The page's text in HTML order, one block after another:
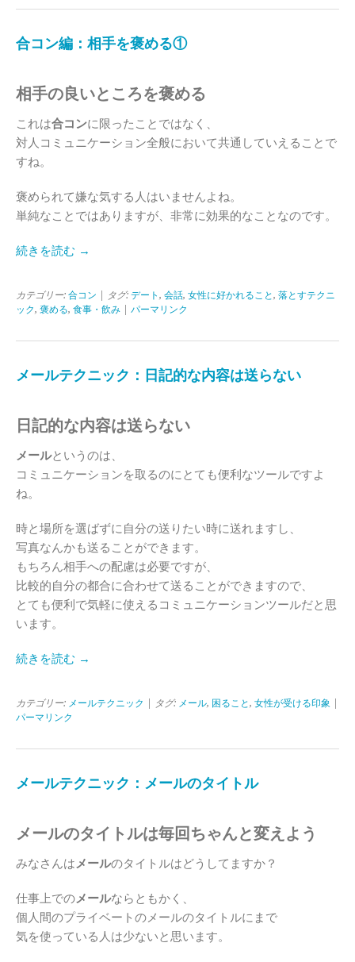
合コン編：相手を褒める①
相手の良いところを褒める
これは合コンに限ったことではなく、
対人コミュニケーション全般において共通していえることで
すね。
褒められて嫌な気する人はいませんよね。
単純なことではありますが、非常に効果的なことなのです。
続きを読む →
カテゴリー: 合コン | タグ: デート , 会話, 女性に好かれること, 落とすテクニ
ック, 褒める, 食事・飲み パーマリンク
メールテクニック：日記的な内容は送らない
日記的な内容は送らない
メールというのは、
コミュニケーションを取るのにとても便利なツールですよ
ね。
時と場所を選ばずに自分の送りたい時に送れますし、
写真なんかも送ることができます。
もちろん相手への配慮は必要ですが、
比較的自分の都合に合わせて送ることができますので、
とても便利で気軽に使えるコミュニケーションツールだと思
います。
続きを読む →
カテゴリー: メールテクニック | タグ: メール, 困ること, 女性が受ける印象
パーマリンク
メールテクニック：メールのタイトル
メールのタイトルは毎回ちゃんと変えよう
みなさんはメールのタイトルはどうしてますか？
仕事上でのメールならともかく、
個人間のプライベートのメールのタイトルにまで
気を使っている人は少ないと思います。